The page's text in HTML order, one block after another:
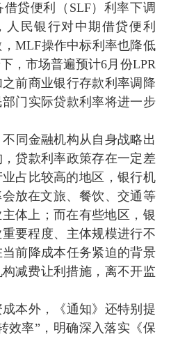
贷便利（SLF）利率下调
，人民银行对中期借贷便利
，MLF操作中标利率也降低
 ，市场普遍预计6月份LPR
之前商业银行存款利率调降
部门实际贷款利率将进一步
同金融机构从自身战略出
，贷款利率政策存在一定差
业占比较高的地区，银行机
在文旅、餐饮、交通等
上；而在有些地区 ，银
要程度 、主体规模进行不
当前降成本任务紧迫的背景
减费让利措施 ，离不开监
外 ，《通知》还特别提
率”，明确深入落实《保